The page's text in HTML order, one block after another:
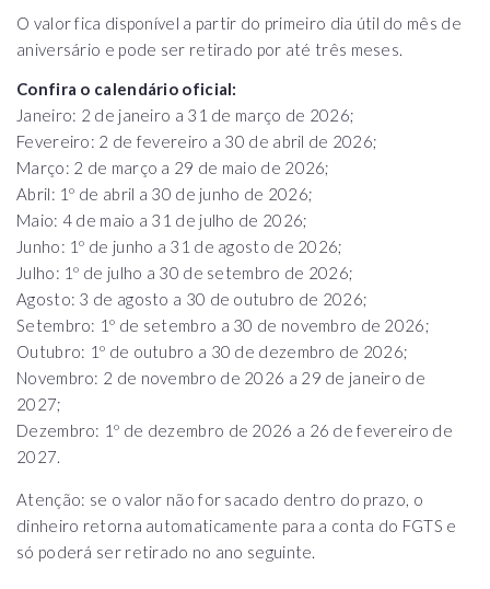
O valor fica disponível a partir do primeiro dia útil do mês de
aniversário e pode ser retirado por até três meses.
Confira o calendário oficial:
Janeiro: 2 de janeiro a 31 de março de 2026;
Fevereiro: 2 de fevereiro a 30 de abril de 2026;
Março: 2 de março a 29 de maio de 2026;
Abril: 1º de abril a 30 de junho de 2026;
Maio: 4 de maio a 31 de julho de 2026;
Junho: 1º de junho a 31 de agosto de 2026;
Julho: 1º de julho a 30 de setembro de 2026;
Agosto: 3 de agosto a 30 de outubro de 2026;
Setembro: 1º de setembro a 30 de novembro de 2026;
Outubro: 1º de outubro a 30 de dezembro de 2026;
Novembro: 2 de novembro de 2026 a 29 de janeiro de
2027;
Dezembro: 1º de dezembro de 2026 a 26 de fevereiro de
2027.
Atenção: se o valor não for sacado dentro do prazo, o
dinheiro retorna automaticamente para a conta do FGTS e
só poderá ser retirado no ano seguinte.